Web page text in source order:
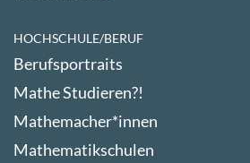
HOCHSCHULE/BERUF
Berufsportraits
Mathe Studieren?!
Mathemacher*innen
Mathematikschulen